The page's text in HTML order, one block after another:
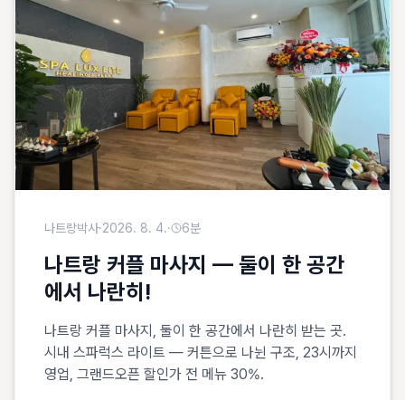
나트랑박사·2026. 8. 4.· 6분
나트랑 커플 마사지 — 둘이 한 공간
에서 나란히!
나트랑 커플 마사지, 둘이 한 공간에서 나란히 받는 곳.
시내 스파럭스 라이트 — 커튼으로 나뉜 구조, 23시까지
영업, 그랜드오픈 할인가 전 메뉴 30%.